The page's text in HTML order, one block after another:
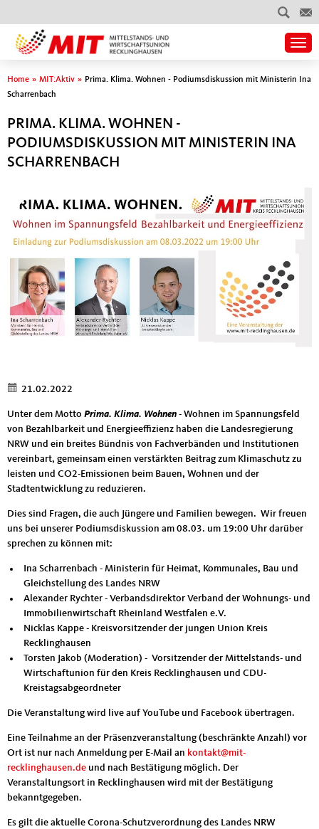
Sie sind hier
Home » MIT:Aktiv » Prima. Klima. Wohnen - Podiumsdiskussion mit Ministerin Ina
Scharrenbach
PRIMA. KLIMA. WOHNEN -
PODIUMSDISKUSSION MIT MINISTERIN INA
SCHARRENBACH
21.02.2022
Unter dem Motto Prima. Klima. Wohnen - Wohnen im Spannungsfeld
von Bezahlbarkeit und Energieeffizienz haben die Landesregierung
NRW und ein breites Bündnis von Fachverbänden und Institutionen
vereinbart, gemeinsam einen verstärkten Beitrag zum Klimaschutz zu
leisten und CO2-Emissionen beim Bauen, Wohnen und der
Stadtentwicklung zu reduzieren.
Dies sind Fragen, die auch Jüngere und Familien bewegen. Wir freuen
uns bei unserer Podiumsdiskussion am 08.03. um 19:00 Uhr darüber
sprechen zu können mit:
Ina Scharrenbach - Ministerin für Heimat, Kommunales, Bau und
Gleichstellung des Landes NRW
Alexander Rychter - Verbandsdirektor Verband der Wohnungs- und
Immobilienwirtschaft Rheinland Westfalen e.V.
Nicklas Kappe - Kreisvorsitzender der jungen Union Kreis
Recklinghausen
Torsten Jakob (Moderation) - Vorsitzender der Mittelstands- und
Wirtschaftunion für den Kreis Recklinghausen und CDU-
Kreistagsabgeordneter
Die Veranstaltung wird live auf YouTube und Facebook übertragen.
Eine Teilnahme an der Präsenzveranstaltung (beschränkte Anzahl) vor
Ort ist nur nach Anmeldung per E-Mail an kontakt@mit-
recklinghausen.de und nach Bestätigung möglich. Der
Veranstaltungsort in Recklinghausen wird mit der Bestätigung
bekanntgegeben.
Es gilt die aktuelle Corona-Schutzverordnung des Landes NRW